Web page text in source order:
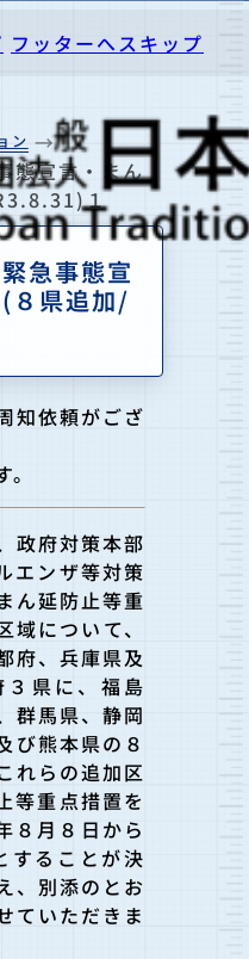
フッターへスキップ
ン
態宣言・まん
１
急事態宣
８県追加/
知依頼がござ
政府対策本部
エンザ等対策
ん延防止等重
域について、
府、兵庫県及
県に、福島
群馬県、静岡
び熊本県の８
れらの追加区
等重点措置を
８月８日から
することが決
、別添のとお
ていただきま